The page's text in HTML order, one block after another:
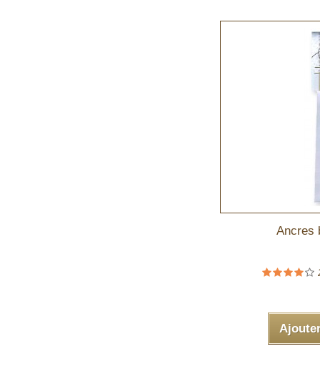
Ancres